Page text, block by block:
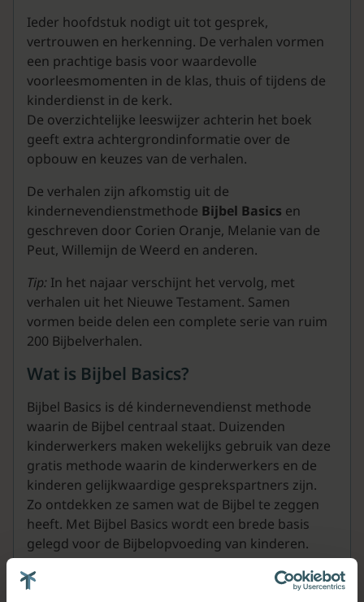
Ieder hoofdstuk nodigt uit tot gesprek,
vertrouwen en herkenning. De verhalen vormen
een prachtige basis voor waardevolle
voorleesmomenten in de klas, thuis of tijdens de
kinderdienst in de kerk.
De overzichtelijke leeswijzer achterin het boek
geeft extra achtergrondinformatie over de
opbouw en keuzes van de verhalen.
De verhalen zijn afkomstig uit de
kindernevendienstmethode Bijbel Basics en
geschreven door Corien Oranje, Melanie van de
Peut, Willemijn de Weerd en anderen.
Tip: In het najaar verschijnt het vervolg, met
verhalen uit het Nieuwe Testament. Samen
vormen beide delen een complete serie van ruim
200 Bijbelverhalen.
Wat is Bijbel Basics?
Bijbel Basics is dé kindernevendienst methode
waarin de Bijbel centraal staat. Duizenden
kinderwerkers maken wekelijks gebruik van deze
gratis methode waarin de kinderwerkers en de
kinderen gelijkwaardige gesprekspartners zijn.
Zo ontdekken ze samen wat de Bijbel te zeggen
heeft. Met Bijbel Basics wordt een brede basis
gelegd voor de Bijbelopvoeding van kinderen.
In het kort: